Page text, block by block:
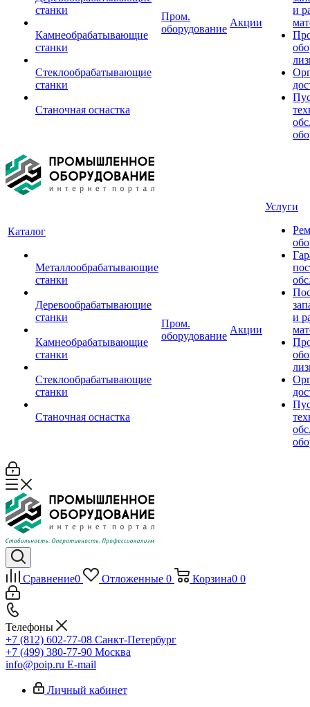
станки
Камнеобрабатывающие
станки
Стеклообрабатывающие
станки
Станочная оснастка
Пром.
оборудование
Акции
и
Каталог
Металлообрабатывающие
станки
Деревообрабатывающие
станки
Камнеобрабатывающие
станки
Стеклообрабатывающие
станки
Станочная оснастка
Пром.
оборудование
Акции
Услуги
и
Сравнение0 Отложенные 0 Корзина0 0
Телефоны
+7 (812) 602-77-08 Санкт-Петербург
+7 (499) 380-77-90 Москва
info@poip.ru E-mail
Личный кабинет